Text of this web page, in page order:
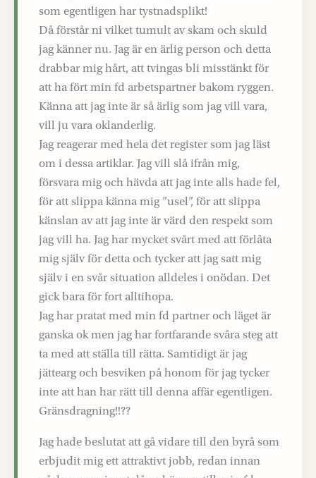
som egentligen har tystnadsplikt!
Då förstår ni vilket tumult av skam och skuld
jag känner nu. Jag är en ärlig person och detta
drabbar mig hårt, att tvingas bli misstänkt för
att ha fört min fd arbetspartner bakom ryggen.
Känna att jag inte är så ärlig som jag vill vara,
vill ju vara oklanderlig.
Jag reagerar med hela det register som jag läst
om i dessa artiklar. Jag vill slå ifrån mig,
försvara mig och hävda att jag inte alls hade fel,
för att slippa känna mig ”usel”, för att slippa
känslan av att jag inte är värd den respekt som
jag vill ha. Jag har mycket svårt med att förlåta
mig själv för detta och tycker att jag satt mig
själv i en svår situation alldeles i onödan. Det
gick bara för fort alltihopa.
Jag har pratat med min fd partner och läget är
ganska ok men jag har fortfarande svåra steg att
ta med att ställa till rätta. Samtidigt är jag
jättearg och besviken på honom för jag tycker
inte att han har rätt till denna affär egentligen.
Gränsdragning!!??
Jag hade beslutat att gå vidare till den byrå som
erbjudit mig ett attraktivt jobb, redan innan